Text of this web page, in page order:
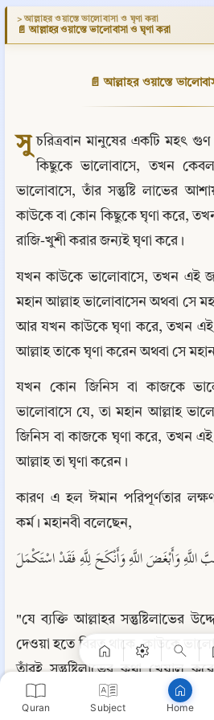
Quran Subject Home
> আল্লাহর ওয়াস্তে ভালোবাসা ও ঘৃণা করা
📄 আল্লাহর ওয়াস্তে ভালোবাসা ও ঘৃণা করা
📄 আল্লাহর ওয়াস্তে
সু চরিত্রবান মানুষের একটি মহৎ
কিছুকে ভালোবাসে, তখন কেবল
ভালোবাসে, তাঁর সন্তুষ্টি লাভের
কাউকে বা কোন কিছুকে ঘৃণা করে,
রাজি-খুশী করার জন্যই ঘৃণা করে।
যখন কাউকে ভালোবাসে, তখন এই
মহান আল্লাহ ভালোবাসেন অথবা সে
আর যখন কাউকে ঘৃণা করে, তখন এই
আল্লাহ তাকে ঘৃণা করেন অথবা সে
যখন কোন জিনিস বা কাজকে
ভালোবাসে যে, তা মহান আল্লাহ
জিনিস বা কাজকে ঘৃণা করে, তখন
আল্লাহ তা ঘৃণা করেন।
কারণ এ হল ঈমান পরিপূর্ণতার
কর্ম। মহানবী বলেছেন,
"যে ব্যক্তি আল্লাহর সন্তুষ্টিলাভের
দেওয়া হতে বিরত থাকে, কাউকে
তাঁরই সন্তুষ্টিলাভের কথা খেয়াল
পূর্ণাঙ্গ ঈমান।"৩৩২